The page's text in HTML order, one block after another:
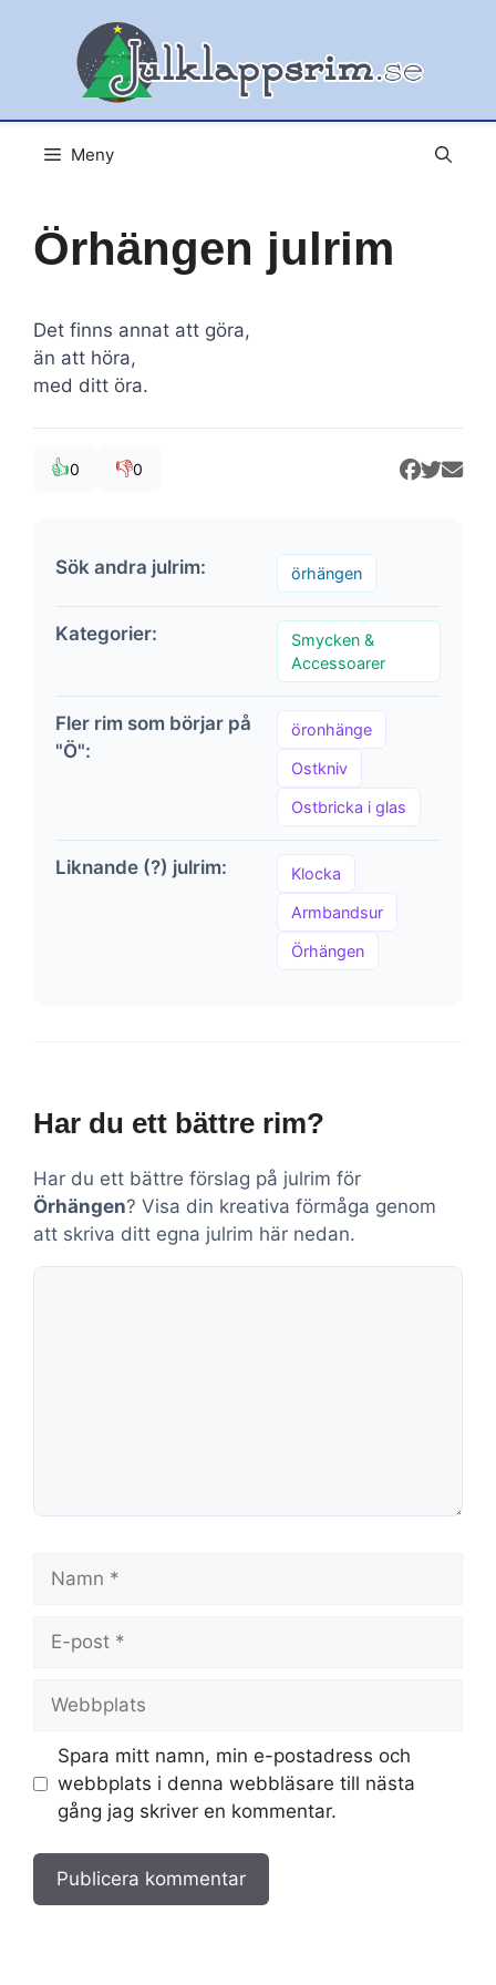
Meny
Örhängen julrim
Det finns annat att göra,
än att höra,
med ditt öra.
👍0 👎0
Sök andra julrim: örhängen
Kategorier:
Smycken &
Accessoarer
Fler rim som börjar på
"Ö":
öronhänge
Ostkniv
Ostbricka i glas
Liknande (?) julrim: Klocka
Armbandsur
Örhängen
Har du ett bättre rim?
Har du ett bättre förslag på julrim för
Örhängen? Visa din kreativa förmåga genom
att skriva ditt egna julrim här nedan.
Kommentar
post
Spara mitt namn, min e-postadress och
webbplats i denna webbläsare till nästa
gång jag skriver en kommentar.